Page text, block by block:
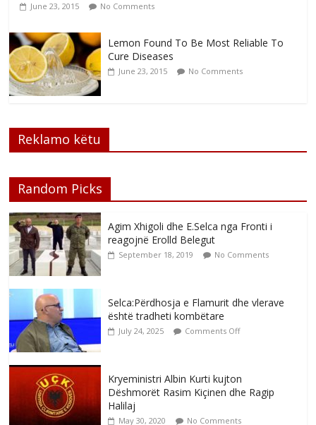
June 23, 2015 No Comments
Lemon Found To Be Most Reliable To
Cure Diseases
June 23, 2015 No Comments
Reklamo këtu
Random Picks
Agim Xhigoli dhe E.Selca nga Fronti i
reagojnë Erolld Belegut
September 18, 2019 No Comments
Selca:Përdhosja e Flamurit dhe vlerave
është tradheti kombëtare
July 24, 2025 Comments Off
Kryeministri Albin Kurti kujton
Dëshmorët Rasim Kiçinen dhe Ragip
Halilaj
May 30, 2020 No Comments